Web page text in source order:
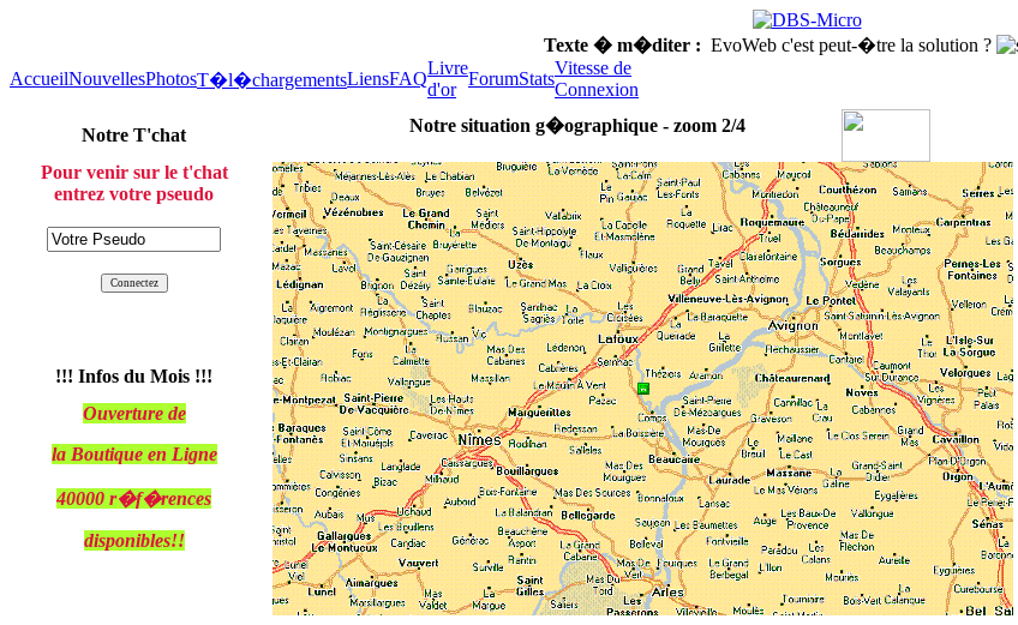
Texte � m�diter : EvoWeb c'est peut-�tre la solution ?
AccueilNouvellesPhotosT�l�chargementsLiensFAQ
Livre
d'or
ForumStats
Vitesse de
Connexion
Notre T'chat
Pour venir sur le t'chat
entrez votre pseudo
!!! Infos du Mois !!!
Ouverture de
la Boutique en Ligne
40000 r�f�rences
disponibles!!
Notre situation g�ographique - zoom 2/4